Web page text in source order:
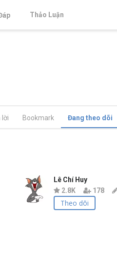
Thảo Luận
lời Bookmark Đang theo dõi
Lê Chí Huy
2.8K
178
Theo dõi